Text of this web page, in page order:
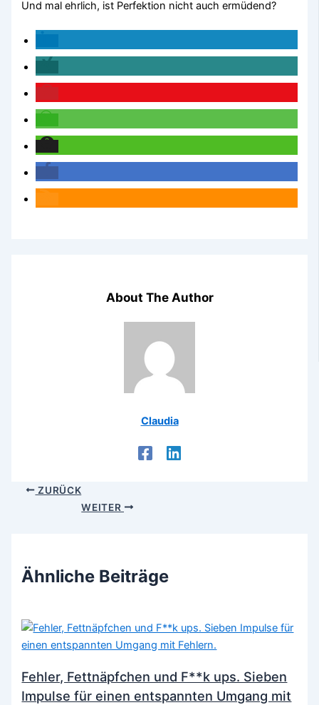
Und mal ehrlich, ist Perfektion nicht auch ermüdend?
About The Author
Claudia
ZURÜCK
WEITER
Ähnliche Beiträge
Fehler, Fettnäpfchen und F**k ups. Sieben
Impulse für einen entspannten Umgang mit